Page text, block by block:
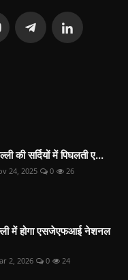
की सर्दियों में पिघलती ए...
24, 2025 0 26
में होगा एसजेएफआई नेशनल
2, 2026 0 24